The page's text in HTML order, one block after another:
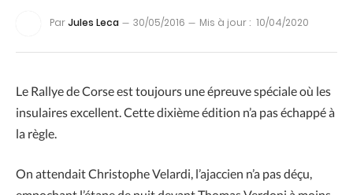
ParJules Leca 30/05/2016 Mis à jour : 10/04/2020
Le Rallye de Corse est toujours une épreuve spéciale où les
insulaires excellent. Cette dixième édition n’a pas échappé à
la règle.
On attendait Christophe Velardi, l’ajaccien n’a pas déçu,